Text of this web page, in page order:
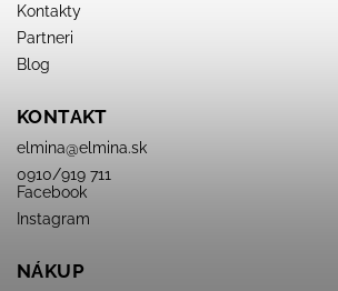
Kontakty
Partneri
Blog
KONTAKT
elmina@elmina.sk
0910/919 711
Facebook
Instagram
NÁKUP